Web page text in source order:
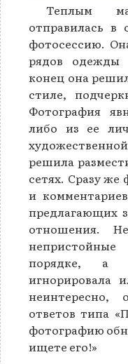
Теплым
отправилась в
фотосессию.
рядов
конец она
стиле,
Фотография
либо из ее
решила
сетях. Сразу же
и
предлагающих
отношения.
порядке, а
игнорировала
неинтересно,
ответов типа
фотографию
ищете его!»